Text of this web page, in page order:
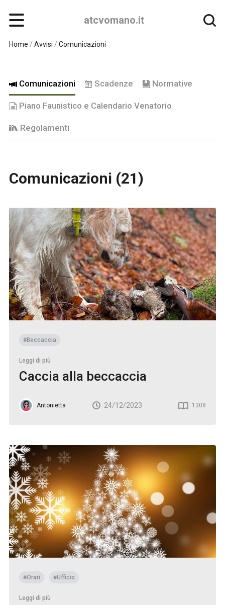
atcvomano.it
Home / Avvisi / Comunicazioni
Comunicazioni Scadenze Normative
Piano Faunistico e Calendario Venatorio
Regolamenti
Comunicazioni (21)
#Beccaccia
Leggi di più
Caccia alla beccaccia
Antonietta 24/12/2023 1308
#Orari #Ufficio
Leggi di più